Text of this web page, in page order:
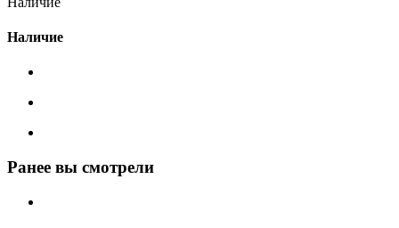
Наличие
Ранее вы смотрели